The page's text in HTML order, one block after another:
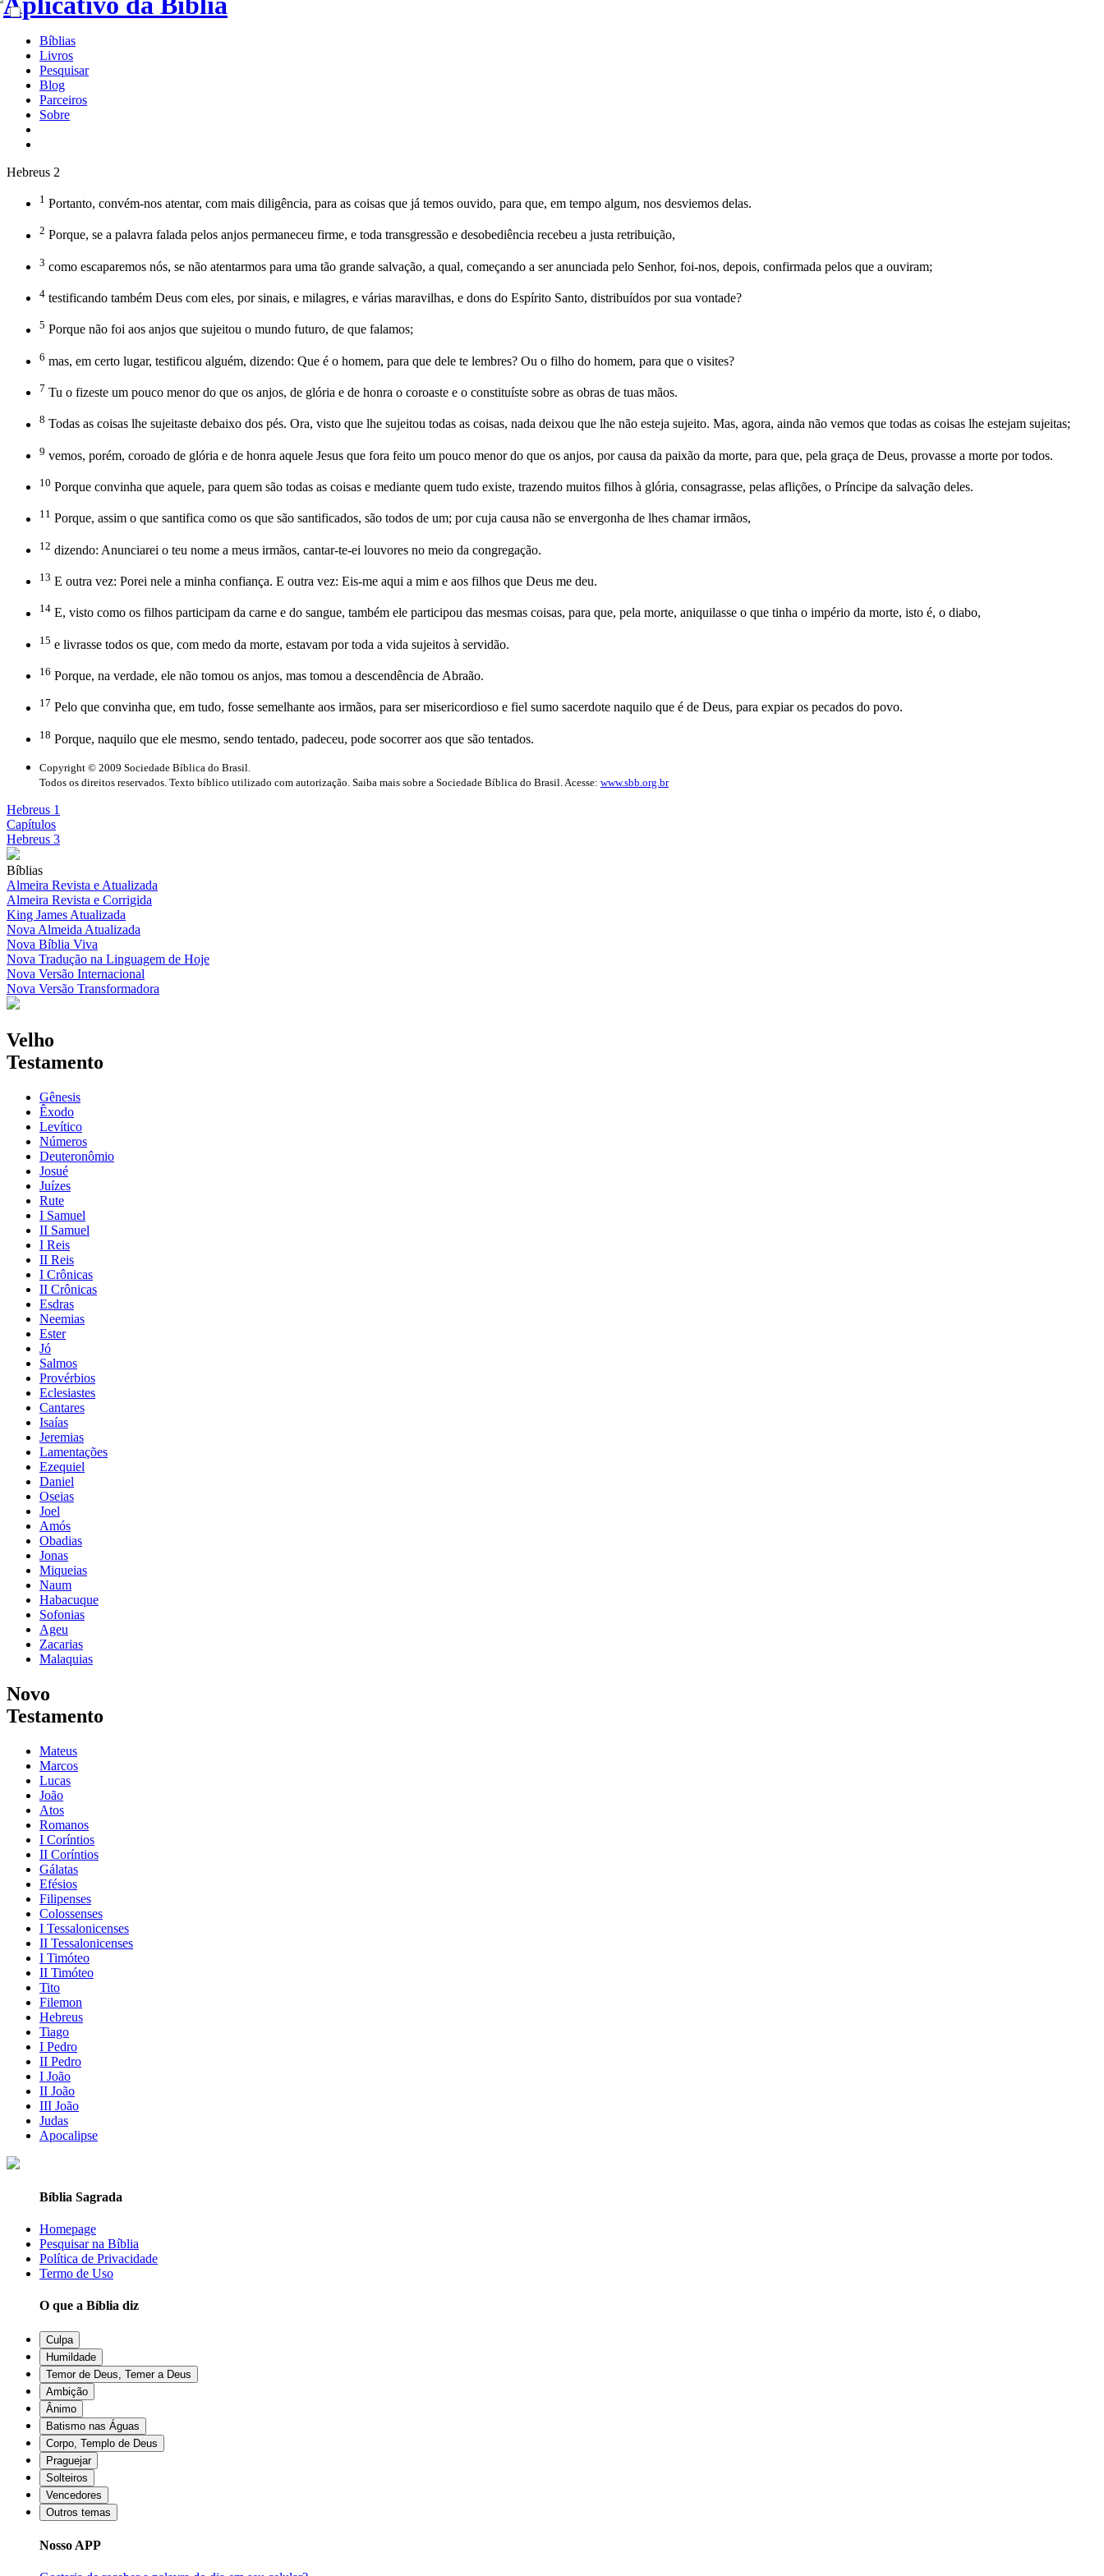
Bíblias
Livros
Pesquisar
Blog
Parceiros
Sobre
Hebreus 2
1 Portanto, convém-nos atentar, com mais diligência, para as coisas que já temos ouvido, para que, em tempo algum, nos desviemos delas.
2 Porque, se a palavra falada pelos anjos permaneceu firme, e toda transgressão e desobediência recebeu a justa retribuição,
3 como escaparemos nós, se não atentarmos para uma tão grande salvação, a qual, começando a ser anunciada pelo Senhor, foi-nos, depois, confirmada pelos que a ouviram;
4 testificando também Deus com eles, por sinais, e milagres, e várias maravilhas, e dons do Espírito Santo, distribuídos por sua vontade?
5 Porque não foi aos anjos que sujeitou o mundo futuro, de que falamos;
6 mas, em certo lugar, testificou alguém, dizendo: Que é o homem, para que dele te lembres? Ou o filho do homem, para que o visites?
7 Tu o fizeste um pouco menor do que os anjos, de glória e de honra o coroaste e o constituíste sobre as obras de tuas mãos.
8 Todas as coisas lhe sujeitaste debaixo dos pés. Ora, visto que lhe sujeitou todas as coisas, nada deixou que lhe não esteja sujeito. Mas, agora, ainda não vemos que todas as coisas lhe estejam sujeitas;
9 vemos, porém, coroado de glória e de honra aquele Jesus que fora feito um pouco menor do que os anjos, por causa da paixão da morte, para que, pela graça de Deus, provasse a morte por todos.
10 Porque convinha que aquele, para quem são todas as coisas e mediante quem tudo existe, trazendo muitos filhos à glória, consagrasse, pelas aflições, o Príncipe da salvação deles.
11 Porque, assim o que santifica como os que são santificados, são todos de um; por cuja causa não se envergonha de lhes chamar irmãos,
12 dizendo: Anunciarei o teu nome a meus irmãos, cantar-te-ei louvores no meio da congregação.
13 E outra vez: Porei nele a minha confiança. E outra vez: Eis-me aqui a mim e aos filhos que Deus me deu.
14 E, visto como os filhos participam da carne e do sangue, também ele participou das mesmas coisas, para que, pela morte, aniquilasse o que tinha o império da morte, isto é, o diabo,
15 e livrasse todos os que, com medo da morte, estavam por toda a vida sujeitos à servidão.
16 Porque, na verdade, ele não tomou os anjos, mas tomou a descendência de Abraão.
17 Pelo que convinha que, em tudo, fosse semelhante aos irmãos, para ser misericordioso e fiel sumo sacerdote naquilo que é de Deus, para expiar os pecados do povo.
18 Porque, naquilo que ele mesmo, sendo tentado, padeceu, pode socorrer aos que são tentados.
Copyright © 2009 Sociedade Bíblica do Brasil.
Todos os direitos reservados. Texto bíblico utilizado com autorização. Saiba mais sobre a Sociedade Bíblica do Brasil. Acesse: www.sbb.org.br
Hebreus 1
Capítulos
Hebreus 3
Bíblias
Almeira Revista e Atualizada
Almeira Revista e Corrigida
King James Atualizada
Nova Almeida Atualizada
Nova Bíblia Viva
Nova Tradução na Linguagem de Hoje
Nova Versão Internacional
Nova Versão Transformadora
Velho
Testamento
Gênesis
Êxodo
Levítico
Números
Deuteronômio
Josué
Juízes
Rute
I Samuel
II Samuel
I Reis
II Reis
I Crônicas
II Crônicas
Esdras
Neemias
Ester
Jó
Salmos
Provérbios
Eclesiastes
Cantares
Isaías
Jeremias
Lamentações
Ezequiel
Daniel
Oseias
Joel
Amós
Obadias
Jonas
Miqueias
Naum
Habacuque
Sofonias
Ageu
Zacarias
Malaquias
Novo
Testamento
Mateus
Marcos
Lucas
João
Atos
Romanos
I Coríntios
II Coríntios
Gálatas
Efésios
Filipenses
Colossenses
I Tessalonicenses
II Tessalonicenses
I Timóteo
II Timóteo
Tito
Filemon
Hebreus
Tiago
I Pedro
II Pedro
I João
II João
III João
Judas
Apocalipse
Bíblia Sagrada
Homepage
Pesquisar na Bíblia
Política de Privacidade
Termo de Uso
O que a Bíblia diz
Culpa
Humildade
Temor de Deus, Temer a Deus
Ambição
Ânimo
Batismo nas Águas
Corpo, Templo de Deus
Praguejar
Solteiros
Vencedores
Outros temas
Nosso APP